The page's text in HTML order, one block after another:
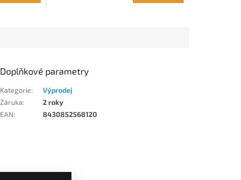
Doplňkové parametry
Kategorie:
Výprodej
Záruka:
2 roky
EAN: 8430852568120